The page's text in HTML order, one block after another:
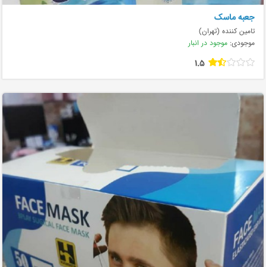
جعبه ماسک
تامین کننده (تهران)
موجودی: موجود در انبار
1.5